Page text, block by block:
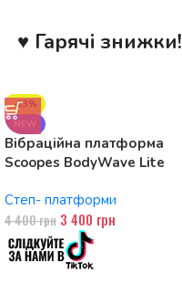
♥ Гарячі
-23%
NEW
Вібраційна платформа
Scoopes BodyWave Lite
Степ- платформи
4 400грн 3 400 грн